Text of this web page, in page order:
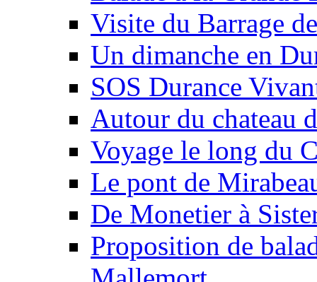
Visite du Barrage
Un dimanche en
SOS Durance
Autour du chateau
Voyage le long du
Le pont de
De Monetier à
Proposition de